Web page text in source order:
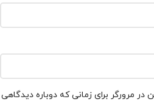
در مرورگر برای زمانی که دوباره دیدگاهی